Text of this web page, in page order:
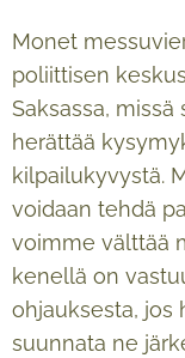
Monet
poliittisen
Saksassa,
herättää
kilpailukyvystä.
voidaan tehdä
voimme välttää
kenellä on
ohjauksesta, jos
suunnata ne